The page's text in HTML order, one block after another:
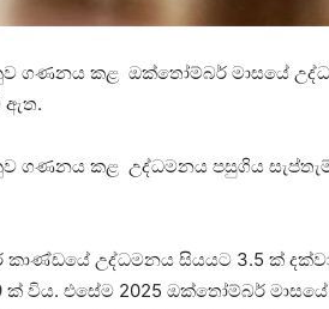
ගණනය කළ ඔක්තෝම්බර් මාසයේ
ඇත.
ගණනය කළ උද්ධමනය පසුගිය
කාණ්ඩයේ උද්ධමනය සියයට 3.5 ක්
ක් විය. එසේම 2025 ඔක්තෝම්බර්